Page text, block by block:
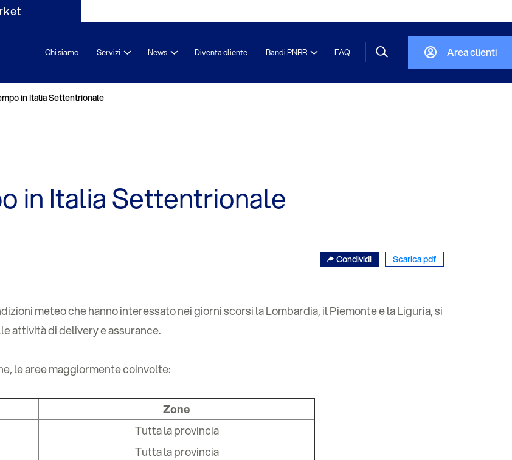
Chi siamo Servizi News Diventa cliente Bandi PNRR FAQ Area clienti
in Italia Settentrionale
in Italia Settentrionale
Condividi Scarica pdf
meteo che hanno interessato nei giorni scorsi la Lombardia, il Piemonte e la Liguria, si
attività di delivery e assurance.
le aree maggiormente coinvolte:
Zone
Tutta la provincia
Tutta la provincia